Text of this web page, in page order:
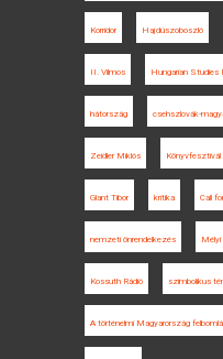
Korridor Hajdúszoboszló
II. Vilmos Hungarian Studies
hátország csehszlovák-
Zeidler Miklós Könyvfesztivál
Glant Tibor kritika Call
nemzeti önrendelkezés
Kossuth Rádió szimbolikus
A történelmi Magyarország